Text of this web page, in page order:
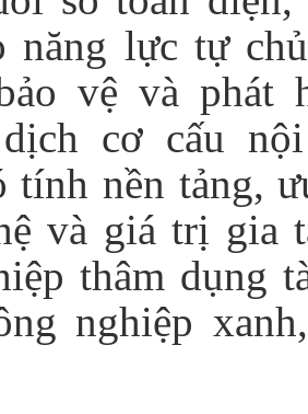
năng lực tự
vệ và phát
cơ cấu
tính nền tảng,
và giá trị gia
thâm dụng
nghiệp